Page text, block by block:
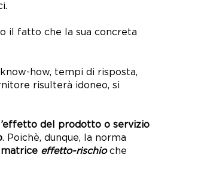
il fatto che la sua concreta
how, tempi di risposta,
risulterà idoneo, si
del prodotto o servizio
. Poichè, dunque, la norma
matrice effetto-rischioche